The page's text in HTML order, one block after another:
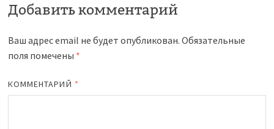
Добавить комментарий
Ваш адрес email не будет опубликован. Обязательные
поля помечены *
КОММЕНТАРИЙ *